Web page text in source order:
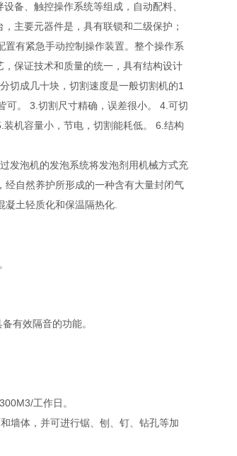
备、触控操作系统等组成，自动配料、
主要元器件是，具有联锁和二级保护；
有紧急手动控制操作装置。整个操作系
保证技术和质量的统一，具有结构设计
切成几十块，切割速度是一般切割机的1
可。 3.切割尺寸精确，误差很小。 4.可切
机容量小，节电，切割能耗低。 6.结构
发泡机的发泡系统将发泡剂用机械方式充
自然养护所形成的一种含有大量封闭气
凝土轻质化和保温隔热化.
有效隔音的功能。
工作日。
墙体，并可进行锯、刨、钉、钻孔等加